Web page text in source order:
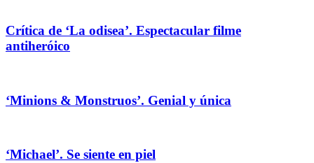
Crítica de ‘La odisea’. Espectacular filme
antiheróico
‘Minions & Monstruos’. Genial y única
‘Michael’. Se siente en piel